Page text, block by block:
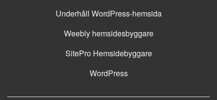
Underhåll WordPress-hemsida
Weebly hemsidesbyggare
SitePro Hemsidebyggare
WordPress